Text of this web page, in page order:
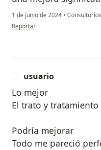
1 de junio de 2024 •
en opinión del usuario Cesar
Reportar
usuario
Lo mejor
El trato y
Podría mejorar
Todo me pareció